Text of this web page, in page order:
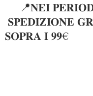
📍𝐍𝐄𝐈
𝐒𝐏𝐄𝐃𝐈𝐙𝐈𝐎𝐍𝐄
𝐒𝐎𝐏𝐑𝐀 𝐈 𝟗𝟗€